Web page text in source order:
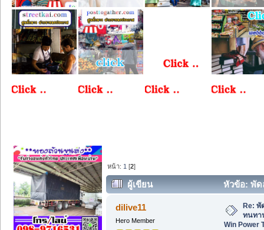
หน้า: 1 [2]
ผู้เขียน
หัวข้อ: พัด
Win Power Tech (อ่าน 848 ครั้ง)
dilive11
Hero Member
Re:
ทนทา
Win Power